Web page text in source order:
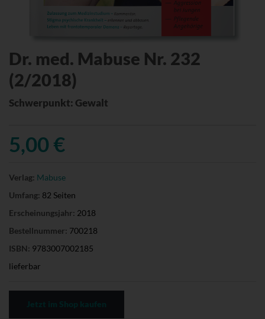
Dr. med. Mabuse Nr. 232
(2/2018)
Schwerpunkt: Gewalt
5,00 €
Verlag: Mabuse
Umfang: 82 Seiten
Erscheinungsjahr: 2018
Bestellnummer: 700218
ISBN: 9783007002185
lieferbar